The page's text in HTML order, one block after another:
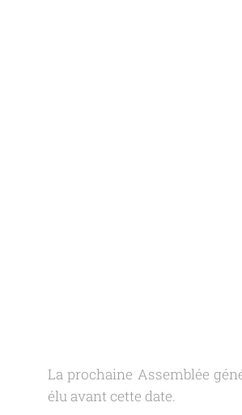
La prochaine Assemblée
élu avant cette date.